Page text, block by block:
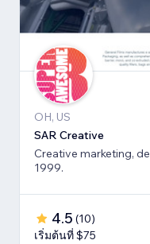
OH, US
SAR Creative
Creative marketing,
1999.
4.5 (10)
เริ่มต้นที่ $75